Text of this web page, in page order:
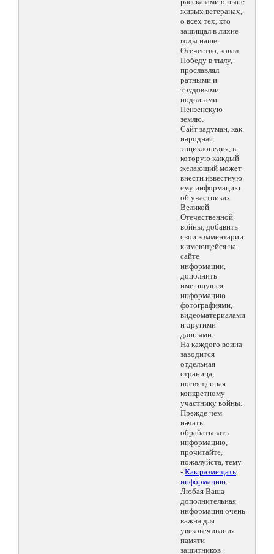
живых ветеранах,
о всех тех, кто
защищал в лихие
годы наше
Отечество, ковал
Победу в тылу,
прославлял
ратными и
трудовыми
подвигами
Пензенскую
землю.
Сайт задуман, как
народная
энциклопедия, в
которую каждый
желающий может
внести известную
ему информацию
об участниках
Великой
Отечественной
войны, добавить
свои комментарии
к имеющейся на
сайте
информации,
дополнить
имеющуюся
информацию
фотографиями,
видеоматериалами
и другими
данными.
На каждого воина
заводится
отдельная
страница,
посвященная
конкретному
участнику войны.
Прежде чем
начать
обрабатывать
информацию,
прочитайте,
пожалуйста, тему
- Как размещать
информацию.
Любая Ваша
дополнительная
информация очень
важна для
увековечивания
памяти
защитников